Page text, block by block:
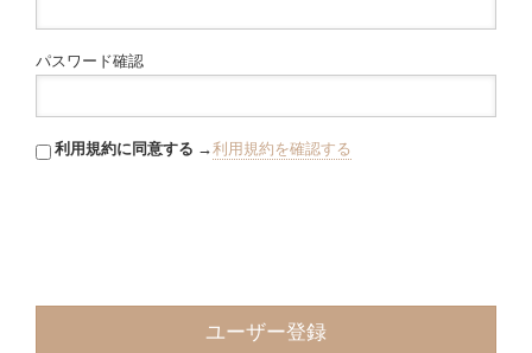
パスワード確認
利用規約に同意する →利用規約を確認する